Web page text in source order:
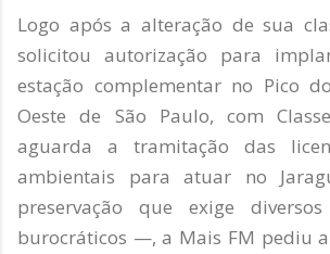
Logo após a alteração de sua
solicitou autorização para
estação complementar no Pico
Oeste de São Paulo, com
aguarda a tramitação das
ambientais para atuar no
preservação que exige diversos
burocráticos —, a Mais FM pediu